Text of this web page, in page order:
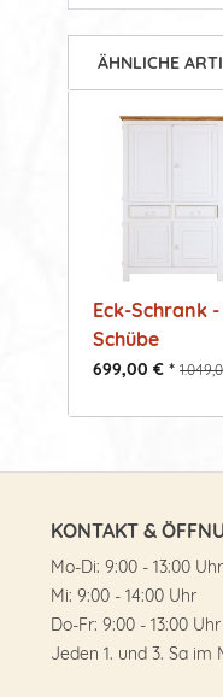
ÄHNLICHE
Eck-Schrank
Schübe
699,00 € *
KONTAKT &
Mo-Di: 9:00 - 13:00
Mi: 9:00 - 14:00 Uhr
Do-Fr: 9:00 - 13:00
Jeden 1. und 3. Sa im